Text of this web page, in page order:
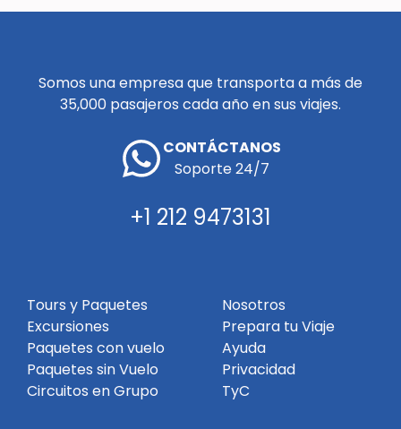
Somos una empresa que transporta a más de
35,000 pasajeros cada año en sus viajes.
CONTÁCTANOS
Soporte 24/7
+1 212 9473131
Tours y Paquetes
Excursiones
Paquetes con vuelo
Paquetes sin Vuelo
Circuitos en Grupo
Nosotros
Prepara tu Viaje
Ayuda
Privacidad
TyC